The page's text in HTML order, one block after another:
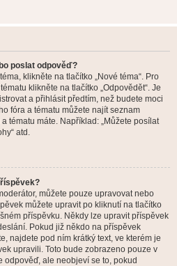
poslat odpověď?
klikněte na tlačítko „Nové téma“. Pro
klikněte na tlačítko „Odpovědět“. Je
a přihlásit předtím, než budete moci
fóra a tématu můžete najít seznam
tématu máte. Například: „Můžete posílat
atd.
můžete pouze upravovat nebo
můžete upravit po kliknutí na tlačítko
příspěvku. Někdy lze upravit příspěvek
Pokud již někdo na příspěvek
najdete pod ním krátký text, ve kterém je
upravili. Toto bude zobrazeno pouze v
odpověď, ale neobjeví se to, pokud